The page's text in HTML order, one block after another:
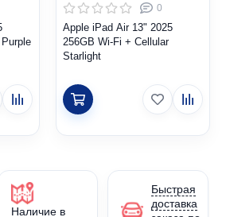
0
Apple iPad Air 13" 2025
256GB Wi-Fi + Cellular
Starlight
Наличие в
Быстрая
доставка